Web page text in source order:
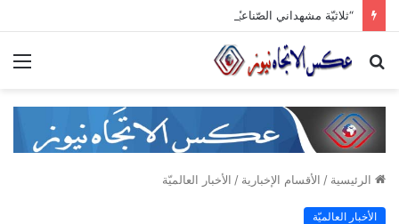
بحث
الرئيسية / الأقسام الإخبارية / الأخبار العالميّة
الأخبار العالميّة